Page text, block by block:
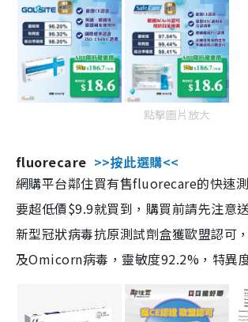
點擊圖片放大
fluorecare >>按此選購<<
網購平台鄰住買有售fluorecare的快速
要超低價$9.9就買到，購買前請先注意
新型冠狀病毒抗原測試劑盒獲歐盟認可
及Omicorn病毒，靈敏度92.2%，特異